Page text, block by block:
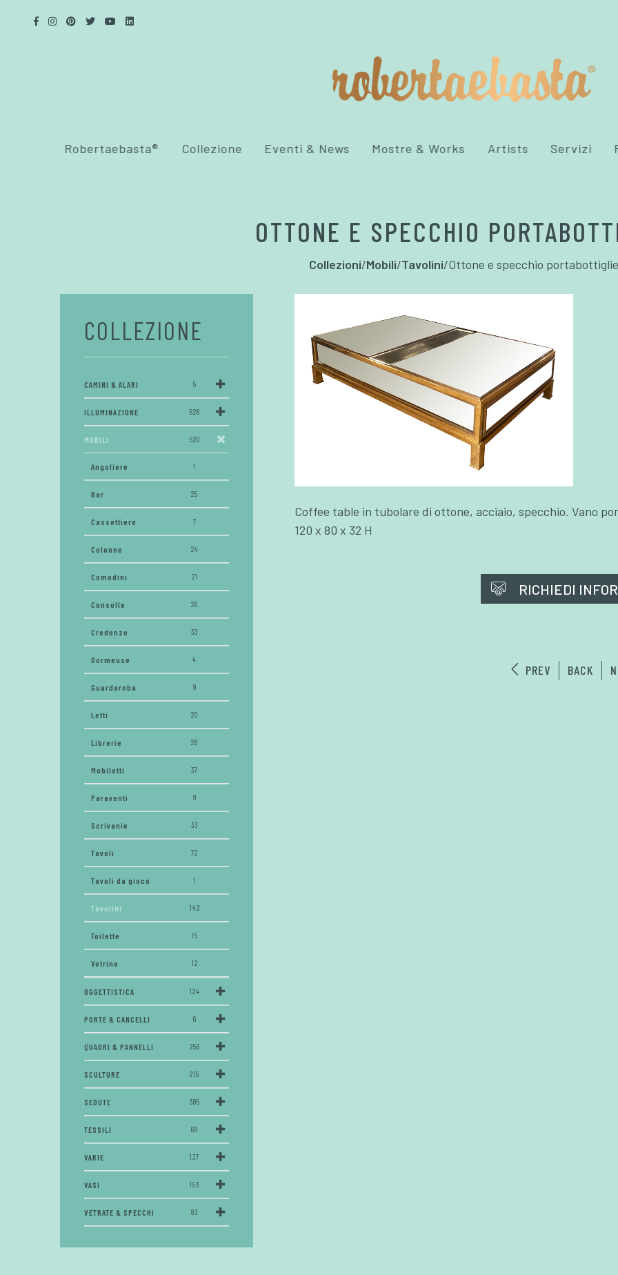
Robertaebasta® Collezione Eventi & News Mostre & Works Artists Servizi
OTTONE E SPECCHIO
Collezioni/Mobili/Tavolini/Ottone e specchio portabottiglie
Coffee table in tubolare di ottone, acciaio, specchio. Vano
120 x 80 x 32 H
RICHIEDI
PREV BACK
COLLEZIONE
CAMINI & ALARI 5
ILLUMINAZIONE 626
MOBILI 520
Angoliere 1
Bar 25
Cassettiere 7
Colonne 24
Comodini 21
Consolle 26
Credenze 33
Dormeuse 4
Guardaroba 9
Letti 20
Librerie 28
Mobiletti 37
Paraventi 9
Scrivanie 33
Tavoli 72
Tavoli da gioco 1
Tavolini 143
Toilette 15
Vetrine 12
OGGETTISTICA 124
PORTE & CANCELLI 6
QUADRI & PANNELLI 256
SCULTURE 215
SEDUTE 385
TESSILI 69
VARIE 137
VASI 153
VETRATE & SPECCHI 83